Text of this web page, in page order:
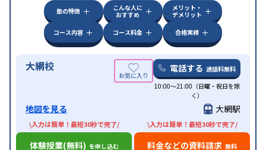
塾の特徴
こんな人に
おすすめ
メリット・
デメリット
コース内容
コース料金 合格実績
大網校 電話する 通話料無料
10:00～21:00（日曜・祝日を除
く）
地図を見る 大網駅
\入力は簡単！最短30秒で完了/
体験授業(無料) を申し込む
\入力は簡単！最短30秒で完了/
料金などの資料請求 無料